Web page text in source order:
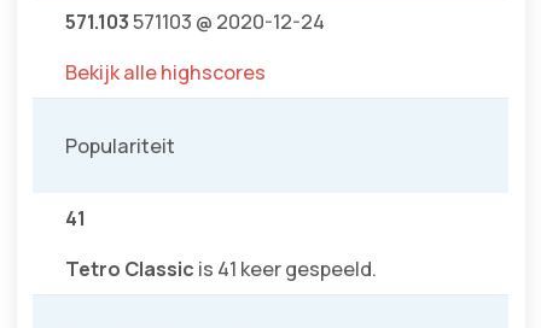
571.103571103 @ 2020-12-24
Bekijk alle highscores
Populariteit
41
Tetro Classic is 41 keer gespeeld.